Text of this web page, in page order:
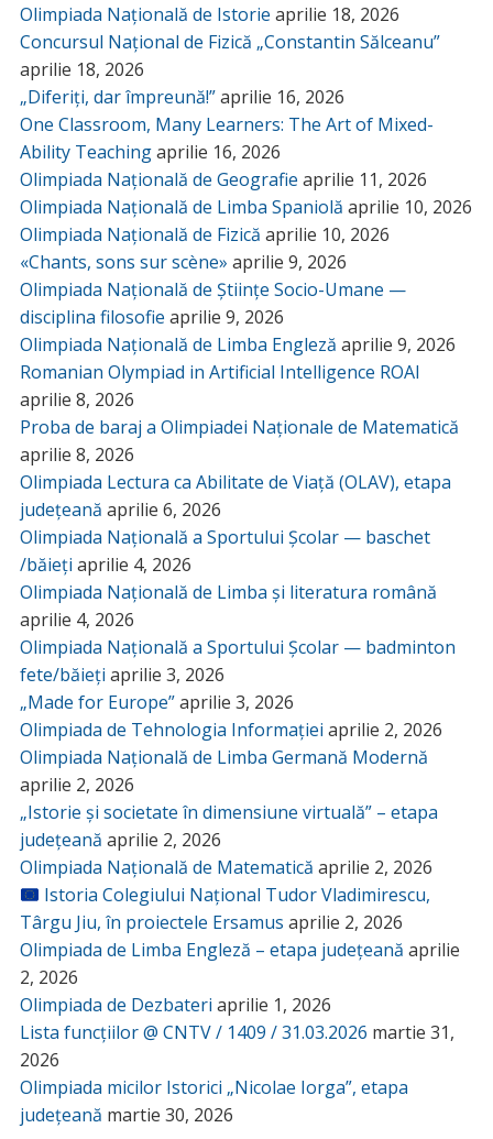
Olimpiada Națională de Istorie aprilie 18, 2026
Concursul Național de Fizică „Constantin Sălceanu”
aprilie 18, 2026
„Diferiți, dar împreună!”aprilie 16, 2026
One Classroom, Many Learners: The Art of Mixed-
Ability Teachingaprilie 16, 2026
Olimpiada Națională de Geografie aprilie 11, 2026
Olimpiada Națională de Limba Spaniolă aprilie 10, 2026
Olimpiada Națională de Fizică aprilie 10, 2026
«Chants, sons sur scène» aprilie 9, 2026
Olimpiada Națională de Științe Socio-Umane —
disciplina filosofie aprilie 9, 2026
Olimpiada Națională de Limba Engleză aprilie 9, 2026
Romanian Olympiad in Artificial Intelligence ROAI
aprilie 8, 2026
Proba de baraj a Olimpiadei Naționale de Matematică
aprilie 8, 2026
Olimpiada Lectura ca Abilitate de Viață (OLAV), etapa
județeană aprilie 6, 2026
Olimpiada Națională a Sportului Școlar — baschet
/băieți aprilie 4, 2026
Olimpiada Națională de Limba și literatura română
aprilie 4, 2026
Olimpiada Națională a Sportului Școlar — badminton
fete/băieți aprilie 3, 2026
„Made for Europe”aprilie 3, 2026
Olimpiada de Tehnologia Informației aprilie 2, 2026
Olimpiada Națională de Limba Germană Modernă
aprilie 2, 2026
„Istorie și societate în dimensiune virtuală” – etapa
județeană aprilie 2, 2026
Olimpiada Națională de Matematică aprilie 2, 2026
Istoria Colegiului Național Tudor Vladimirescu,
Târgu Jiu, în proiectele Ersamus aprilie 2, 2026
Olimpiada de Limba Engleză – etapa județeană aprilie
2, 2026
Olimpiada de Dezbateri aprilie 1, 2026
Lista funcțiilor @ CNTV / 1409 / 31.03.2026 martie 31,
2026
Olimpiada micilor Istorici „Nicolae Iorga”, etapa
județeană martie 30, 2026